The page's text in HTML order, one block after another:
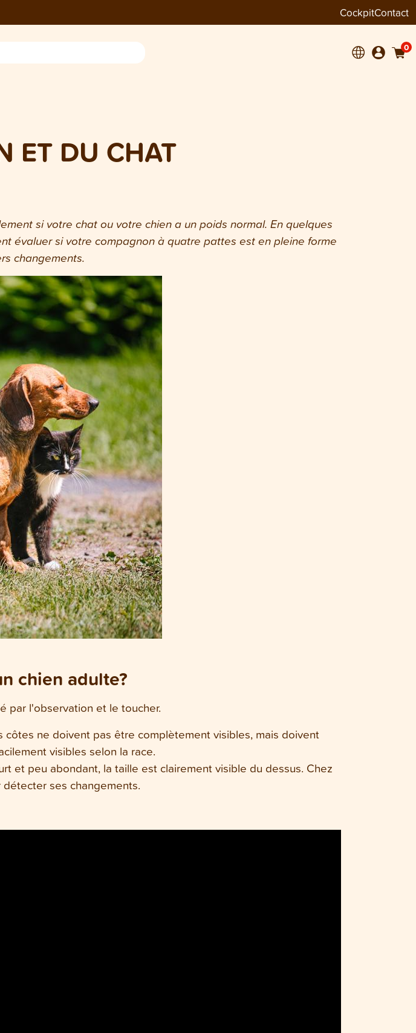
CockpitContact
0
ET DU CHAT
si votre chat ou votre chien a un poids normal. En quelques
évaluer si votre compagnon à quatre pattes est en pleine forme
changements.
chien adulte?
par l'observation et le toucher.
ne doivent pas être complètement visibles, mais doivent
visibles selon la race.
et peu abondant, la taille est clairement visible du dessus. Chez
ses changements.